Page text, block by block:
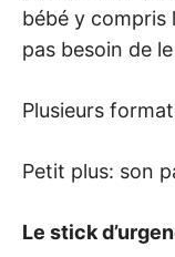
bébé y compris
pas besoin de
Plusieurs
Petit plus: son
Le stick